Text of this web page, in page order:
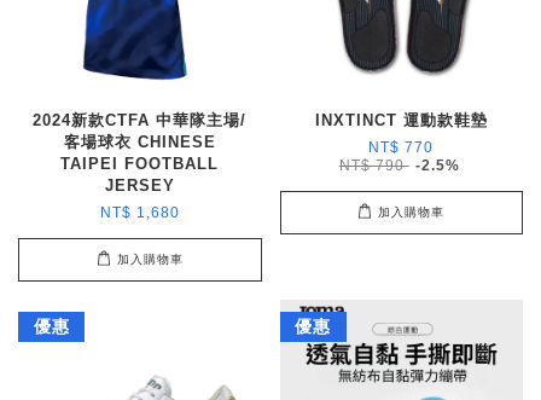
2024新款CTFA 中華隊主場/
客場球衣 CHINESE
TAIPEI FOOTBALL
JERSEY
NT$ 1,680
加入購物車
INXTINCT 運動款鞋墊
NT$ 770
NT$ 790 -2.5%
加入購物車
優惠 優惠